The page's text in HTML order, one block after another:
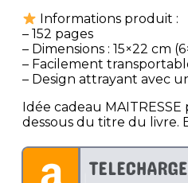
Informations produit :
– 152 pages
– Dimensions : 15×22 cm
– Facilement
– Design attrayant avec
Idée cadeau
dessous du titre du livre.